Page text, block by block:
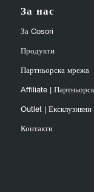
За нас
За Cosori
Продукти
Партньорска мрежа
Affiliate |
Outlet | Ексклузивни
Контакти